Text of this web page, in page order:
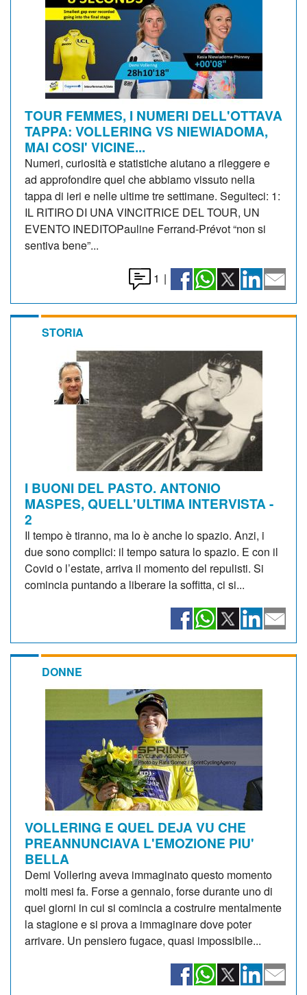
TOUR FEMMES, I NUMERI DELL'OTTAVA
TAPPA: VOLLERING VS NIEWIADOMA,
MAI COSI' VICINE...
Numeri, curiosità e statistiche aiutano a rileggere e
ad approfondire quel che abbiamo vissuto nella
tappa di ieri e nelle ultime tre settimane. Seguiteci: 1:
IL RITIRO DI UNA VINCITRICE DEL TOUR, UN
EVENTO INEDITOPauline Ferrand-Prévot “non si
sentiva bene”...
1 |
STORIA
I BUONI DEL PASTO. ANTONIO
MASPES, QUELL'ULTIMA INTERVISTA -
2
Il tempo è tiranno, ma lo è anche lo spazio. Anzi, i
due sono complici: il tempo satura lo spazio. E con il
Covid o l’estate, arriva il momento del repulisti. Si
comincia puntando a liberare la soffitta, ci si...
DONNE
VOLLERING E QUEL DEJA VU CHE
PREANNUNCIAVA L'EMOZIONE PIU'
BELLA
Demi Vollering aveva immaginato questo momento
molti mesi fa. Forse a gennaio, forse durante uno di
quei giorni in cui si comincia a costruire mentalmente
la stagione e si prova a immaginare dove poter
arrivare. Un pensiero fugace, quasi impossibile...